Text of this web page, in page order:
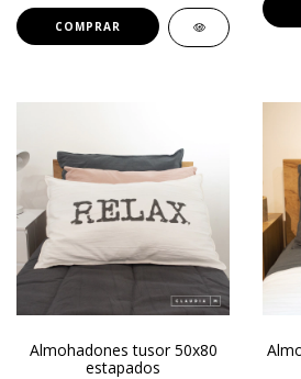
COMPRAR
Almohadones tusor 50x80
estapados